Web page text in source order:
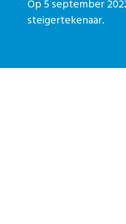
Op 5 september
steigertekenaar.